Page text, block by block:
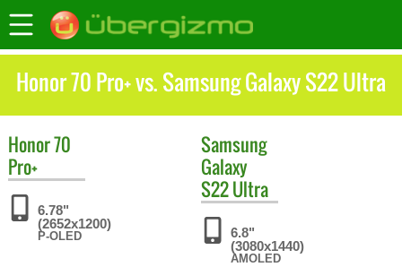
Honor 70 Pro+ vs. Samsung Galaxy S22 Ultra
Honor70
Pro+
6.78"
(2652x1200)
P-OLED
Samsung
Galaxy
S22 Ultra
6.8"
(3080x1440)
AMOLED